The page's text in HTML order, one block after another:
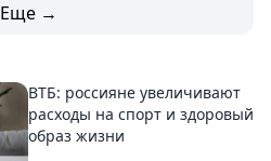
Еще →
ВТБ: россияне увеличивают
расходы на спорт и здоровый
образ жизни